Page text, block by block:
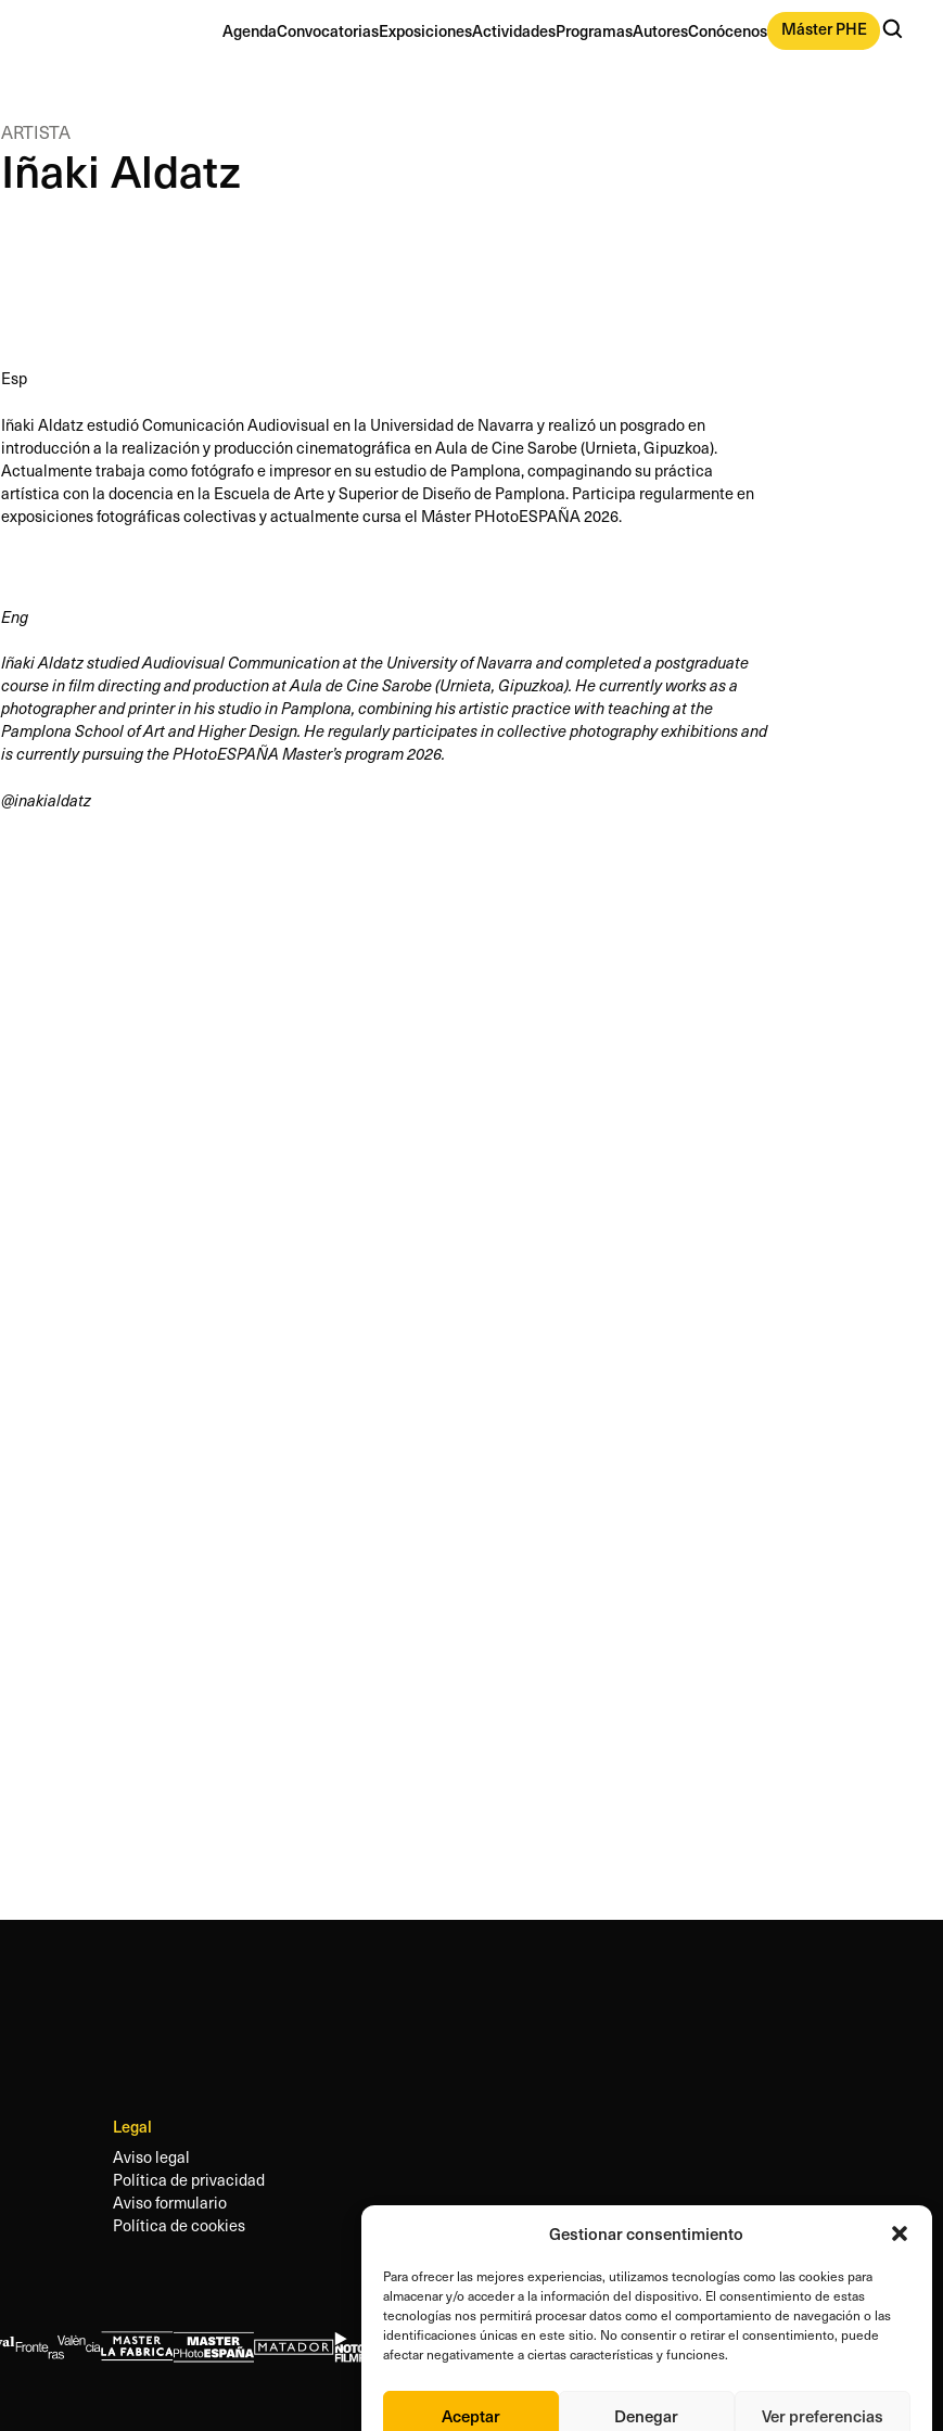
Gestionar consentimiento
Para ofrecer las mejores experiencias, utilizamos tecnologías como las cookies para
almacenar y/o acceder a la información del dispositivo. El consentimiento de estas
tecnologías nos permitirá procesar datos como el comportamiento de navegación o las
identificaciones únicas en este sitio. No consentir o retirar el consentimiento, puede
afectar negativamente a ciertas características y funciones.
Aceptar Denegar Ver preferencias
AgendaConvocatoriasExposicionesActividadesProgramasAutoresConócenos Máster PHE
ARTISTA
Iñaki Aldatz
Esp
Iñaki Aldatz estudió Comunicación Audiovisual en la Universidad de Navarra y realizó un posgrado en
introducción a la realización y producción cinematográfica en Aula de Cine Sarobe (Urnieta, Gipuzkoa).
Actualmente trabaja como fotógrafo e impresor en su estudio de Pamplona, compaginando su práctica
artística con la docencia en la Escuela de Arte y Superior de Diseño de Pamplona. Participa regularmente en
exposiciones fotográficas colectivas y actualmente cursa el Máster PHotoESPAÑA 2026.
Eng
Iñaki Aldatz studied Audiovisual Communication at the University of Navarra and completed a postgraduate
course in film directing and production at Aula de Cine Sarobe (Urnieta, Gipuzkoa). He currently works as a
photographer and printer in his studio in Pamplona, combining his artistic practice with teaching at the
Pamplona School of Art and Higher Design. He regularly participates in collective photography exhibitions and
is currently pursuing the PHotoESPAÑA Master’s program 2026.
@inakialdatz
Legal
Aviso legal
Política de privacidad
Aviso formulario
Política de cookies